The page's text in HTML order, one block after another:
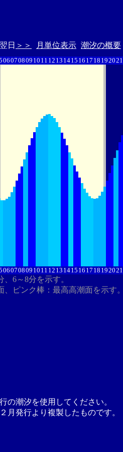
翌日 ＞＞ 月単位表示 潮汐の概要
06070809 10 11 12 13 1415 16 17 18 192021
06070809 10 11 12 13 1415 16 17 18 192021
6～8分を示す。
、ピンク棒：最高高潮面を示す。
の潮汐を使用してください。
月発行より複製したものです。